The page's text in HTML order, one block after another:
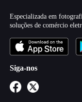
Especializada em
soluções de comércio
Siga-nos